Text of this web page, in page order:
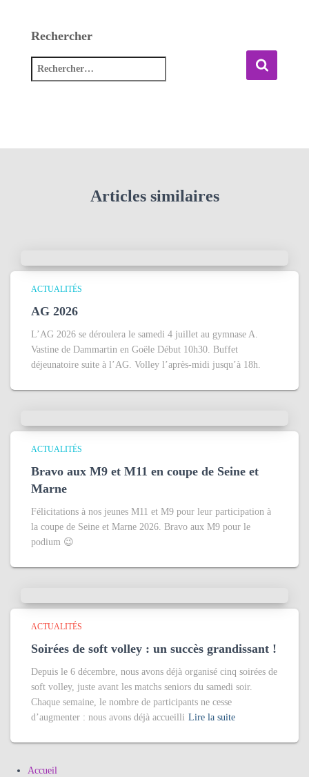
Rechercher
e
Articles similaires
ACTUALITÉS
AG 2026
L’AG 2026 se déroulera le samedi 4 juillet au gymnase A.
Vastine de Dammartin en Goële Début 10h30. Buffet
déjeunatoire suite à l’AG. Volley l’après-midi jusqu’à 18h.
ACTUALITÉS
Bravo aux M9 et M11 en coupe de Seine et
Marne
Félicitations à nos jeunes M11 et M9 pour leur participation à
la coupe de Seine et Marne 2026. Bravo aux M9 pour le
podium 😉
ACTUALITÉS
Soirées de soft volley : un succès grandissant !
Depuis le 6 décembre, nous avons déjà organisé cinq soirées de
soft volley, juste avant les matchs seniors du samedi soir.
Chaque semaine, le nombre de participants ne cesse
d’augmenter : nous avons déjà accueilli Lire la suite
Accueil